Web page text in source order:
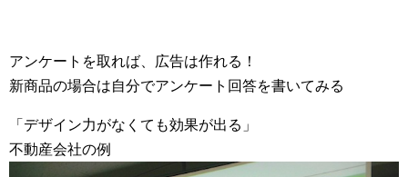
アンケートを取れば、広告は作れる！
新商品の場合は自分でアンケート回答を書いてみる
「デザイン力がなくても効果が出る」
不動産会社の例